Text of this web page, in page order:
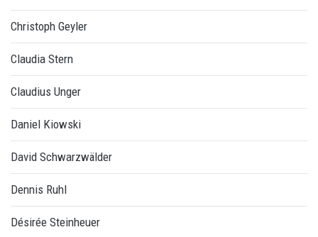
Christoph Geyler
Claudia Stern
Claudius Unger
Daniel Kiowski
David Schwarzwälder
Dennis Ruhl
Désirée Steinheuer